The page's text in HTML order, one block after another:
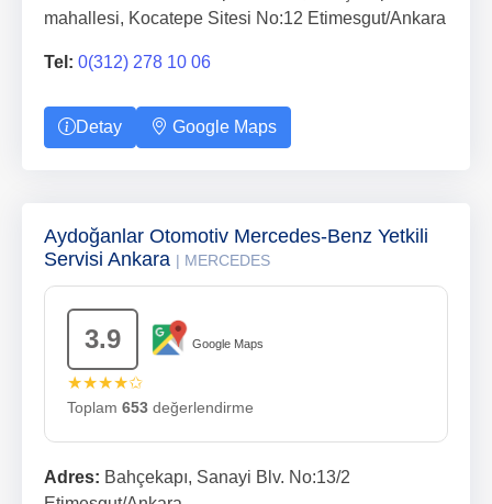
mahallesi, Kocatepe Sitesi No:12 Etimesgut/Ankara
Tel: 0(312) 278 10 06
Detay Google Maps
Aydoğanlar Otomotiv Mercedes-Benz Yetkili
Servisi Ankara | MERCEDES
3.9 Google Maps
★★★★✩
Toplam 653 değerlendirme
Adres: Bahçekapı, Sanayi Blv. No:13/2